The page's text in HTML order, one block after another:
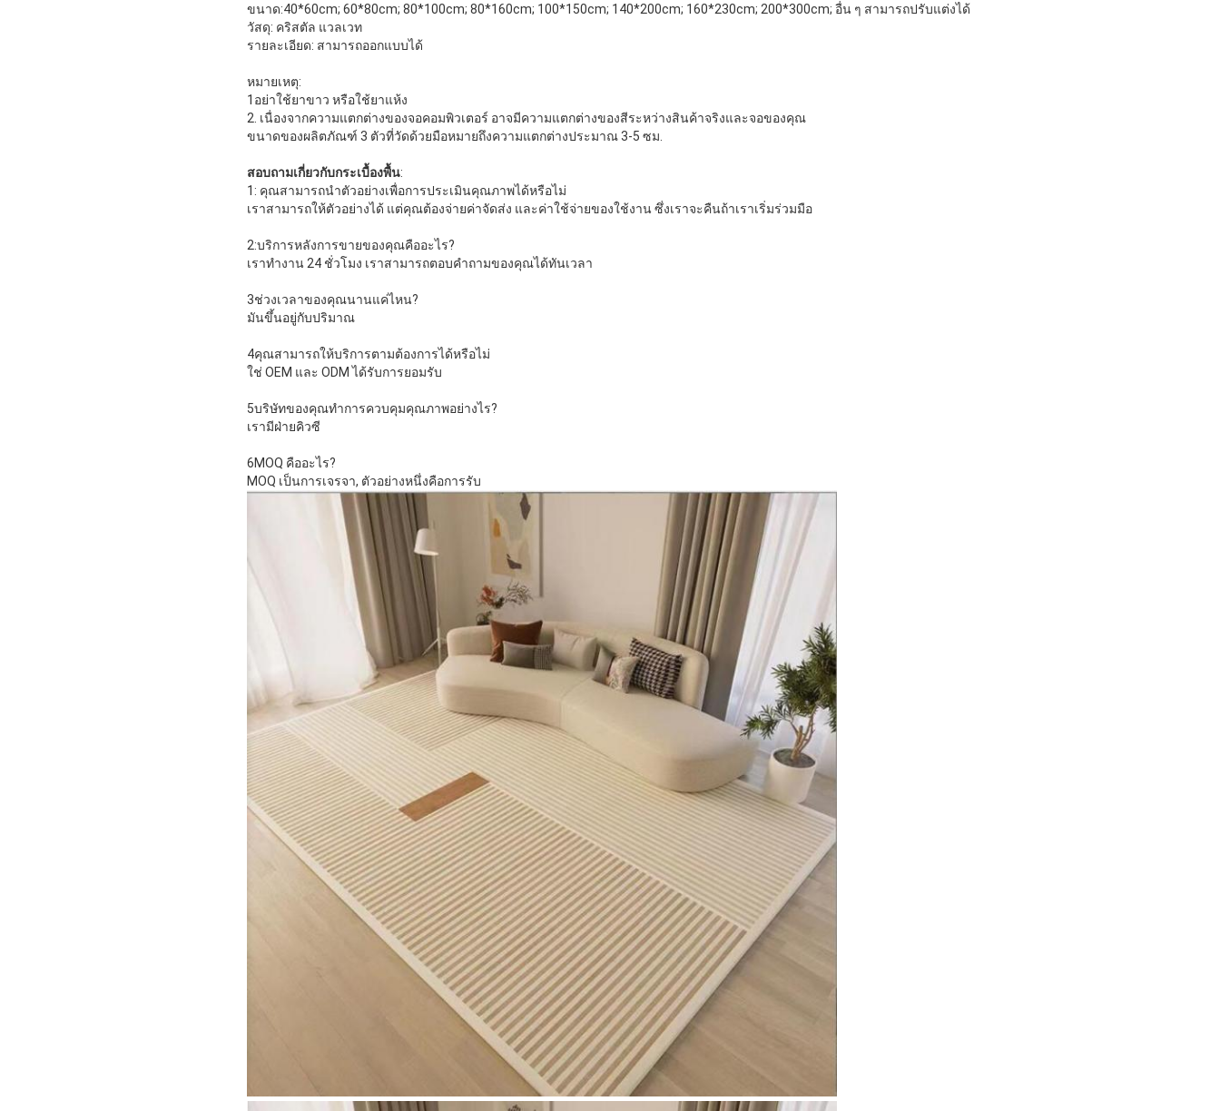
ขนาด:40*60cm; 60*80cm; 80*100cm; 80*160cm; 100*150cm; 140*200cm; 160*230cm; 200*300cm; อื่น ๆ สามารถปรับแต่งได้
วัสดุ: คริสตัล แวลเวท
รายละเอียด: สามารถออกแบบได้
หมายเหตุ:
1อย่าใช้ยาขาว หรือใช้ยาแห้ง
2. เนื่องจากความแตกต่างของจอคอมพิวเตอร์ อาจมีความแตกต่างของสีระหว่างสินค้าจริงและจอของคุณ
ขนาดของผลิตภัณฑ์ 3 ตัวที่วัดด้วยมือหมายถึงความแตกต่างประมาณ 3-5 ซม.
สอบถามเกี่ยวกับกระเบื้องพื้น:
1: คุณสามารถนําตัวอย่างเพื่อการประเมินคุณภาพได้หรือไม่
เราสามารถให้ตัวอย่างได้ แต่คุณต้องจ่ายค่าจัดส่ง และค่าใช้จ่ายของใช้งาน ซึ่งเราจะคืนถ้าเราเริ่มร่วมมือ
2:บริการหลังการขายของคุณคืออะไร?
เราทํางาน 24 ชั่วโมง เราสามารถตอบคําถามของคุณได้ทันเวลา
3ช่วงเวลาของคุณนานแค่ไหน?
มันขึ้นอยู่กับปริมาณ
4คุณสามารถให้บริการตามต้องการได้หรือไม่
ใช่ OEM และ ODM ได้รับการยอมรับ
5บริษัทของคุณทําการควบคุมคุณภาพอย่างไร?
เรามีฝ่ายคิวซี
6MOQ คืออะไร?
MOQ เป็นการเจรจา, ตัวอย่างหนึ่งคือการรับ